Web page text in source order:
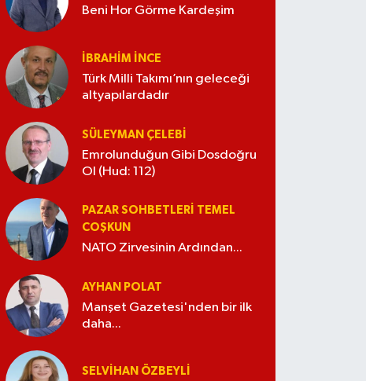
Beni Hor Görme Kardeşim
İBRAHIM İNCE
Türk Milli Takımı’nın geleceği
altyapılardadır
SÜLEYMAN ÇELEBI
Emrolunduğun Gibi Dosdoğru
Ol (Hud: 112)
PAZAR SOHBETLERI TEMEL
COŞKUN
NATO Zirvesinin Ardından...
AYHAN POLAT
Manşet Gazetesi'nden bir ilk
daha...
SELVIHAN ÖZBEYLI